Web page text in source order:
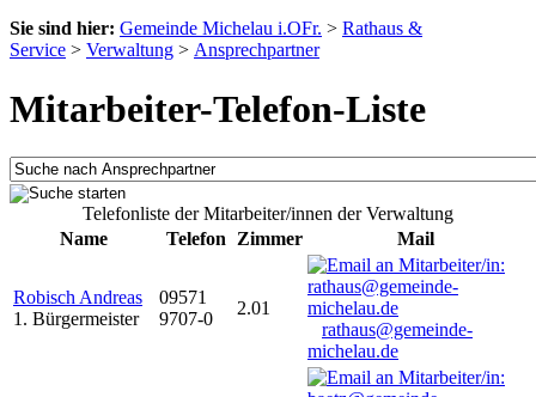
Sie sind hier: Gemeinde Michelau i.OFr. > Rathaus &
Service > Verwaltung > Ansprechpartner
Mitarbeiter-Telefon-Liste
Telefonliste der Mitarbeiter/innen der Verwaltung
Name
Telefon Zimmer Mail
Robisch Andreas
1. Bürgermeister
09571
9707-0
2.01
rathaus@gemeinde-
michelau.de